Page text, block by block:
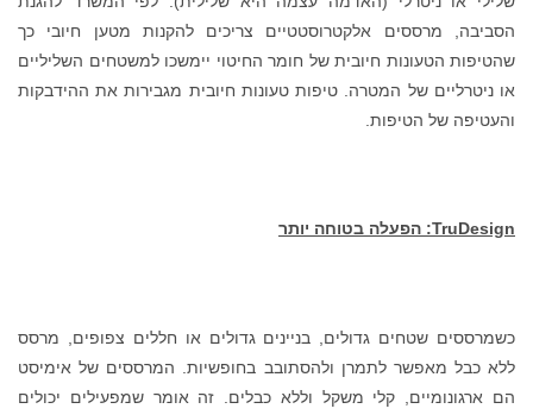
הסביבה, מרססים אלקטרוסטטיים צריכים להקנות מטען חיובי כך
שהטיפות הטעונות חיובית של חומר החיטוי יימשכו למשטחים השליליים
או ניטרליים של המטרה. טיפות טעונות חיובית מגבירות את ההידבקות
והעטיפה של הטיפות.
TruDesign: הפעלה בטוחה יותר
כשמרססים שטחים גדולים, בניינים גדולים או חללים צפופים, מרסס
ללא כבל מאפשר לתמרן ולהסתובב בחופשיות. המרססים של אימיסט
הם ארגונומיים, קלי משקל וללא כבלים. זה אומר שמפעילים יכולים